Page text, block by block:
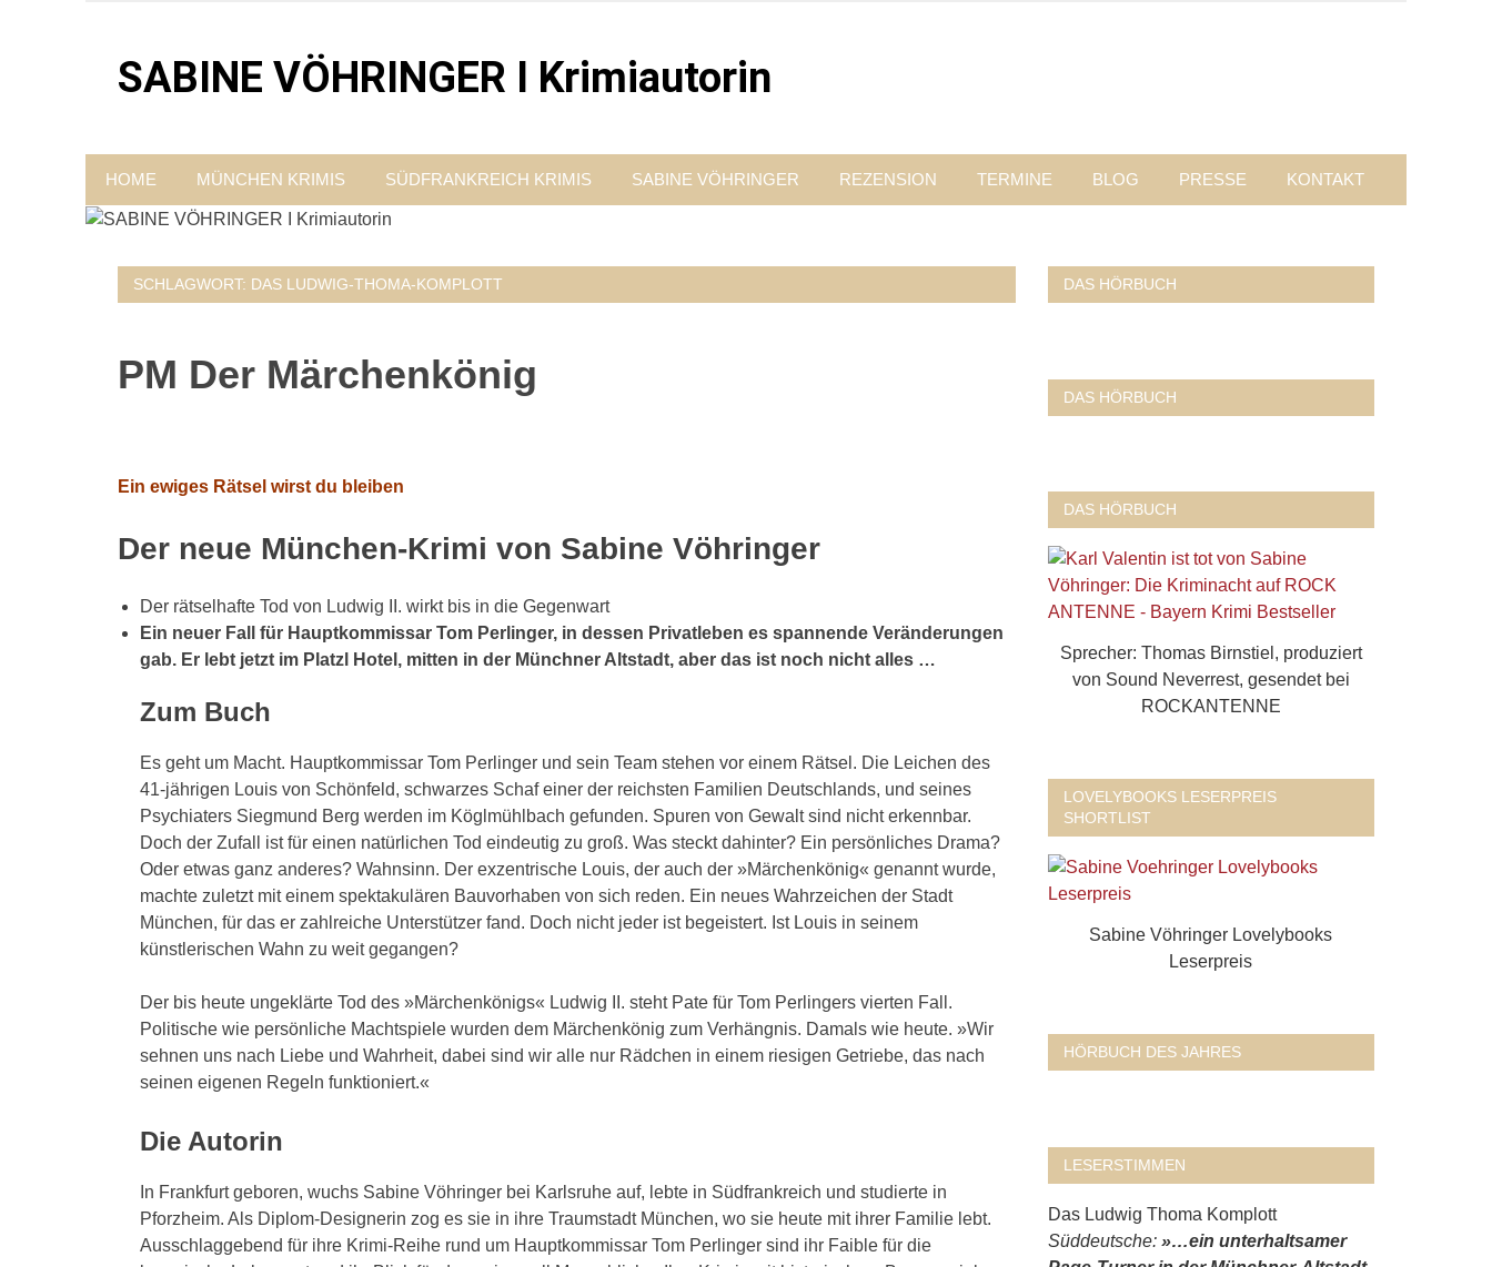
springen
SABINE VÖHRINGER I Krimiautorin
HOME MÜNCHEN KRIMIS SÜDFRANKREICH KRIMIS SABINE VÖHRINGER REZENSION TERMINE BLOG PRESSE KONTAKT
SCHLAGWORT: DAS LUDWIG-THOMA-KOMPLOTT
PM Der Märchenkönig
Ein ewiges Rätsel wirst du bleiben
Der neue München-Krimi von Sabine Vöhringer
Der rätselhafte Tod von Ludwig II. wirkt bis in die Gegenwart
Ein neuer Fall für Hauptkommissar Tom Perlinger, in dessen Privatleben es spannende Veränderungen
gab. Er lebt jetzt im Platzl Hotel, mitten in der Münchner Altstadt, aber das ist noch nicht alles …
Zum Buch
Es geht um Macht. Hauptkommissar Tom Perlinger und sein Team stehen vor einem Rätsel. Die Leichen des
41-jährigen Louis von Schönfeld, schwarzes Schaf einer der reichsten Familien Deutschlands, und seines
Psychiaters Siegmund Berg werden im Köglmühlbach gefunden. Spuren von Gewalt sind nicht erkennbar.
Doch der Zufall ist für einen natürlichen Tod eindeutig zu groß. Was steckt dahinter? Ein persönliches Drama?
Oder etwas ganz anderes? Wahnsinn. Der exzentrische Louis, der auch der »Märchenkönig« genannt wurde,
machte zuletzt mit einem spektakulären Bauvorhaben von sich reden. Ein neues Wahrzeichen der Stadt
München, für das er zahlreiche Unterstützer fand. Doch nicht jeder ist begeistert. Ist Louis in seinem
künstlerischen Wahn zu weit gegangen?
Der bis heute ungeklärte Tod des »Märchenkönigs« Ludwig II. steht Pate für Tom Perlingers vierten Fall.
Politische wie persönliche Machtspiele wurden dem Märchenkönig zum Verhängnis. Damals wie heute. »Wir
sehnen uns nach Liebe und Wahrheit, dabei sind wir alle nur Rädchen in einem riesigen Getriebe, das nach
seinen eigenen Regeln funktioniert.«
Die Autorin
In Frankfurt geboren, wuchs Sabine Vöhringer bei Karlsruhe auf, lebte in Südfrankreich und studierte in
Pforzheim. Als Diplom-Designerin zog es sie in ihre Traumstadt München, wo sie heute mit ihrer Familie lebt.
Ausschlaggebend für ihre Krimi-Reihe rund um Hauptkommissar Tom Perlinger sind ihr Faible für die
DAS HÖRBUCH
DAS HÖRBUCH
DAS HÖRBUCH
Sprecher: Thomas Birnstiel, produziert
von Sound Neverrest, gesendet bei
ROCKANTENNE
LOVELYBOOKS LESERPREIS
SHORTLIST
Sabine Vöhringer Lovelybooks
Leserpreis
HÖRBUCH DES JAHRES
LESERSTIMMEN
Das Ludwig Thoma Komplott
Süddeutsche: »…ein unterhaltsamer